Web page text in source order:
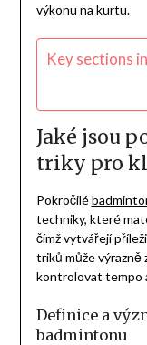
výkonu na kurtu.
Key sections
Jaké jsou
triky pro
Pokročilé
techniky, které
čímž vytvářejí
triků může výrazně
kontrolovat tempo
Definice a
badmintonu